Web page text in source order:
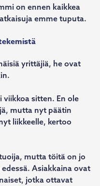
on ennen kaikkea
emme tuputa.
yrittäjiä, he ovat
viikkoa sitten. En ole
mutta nyt päätin
liikkeelle, kertoo
mutta töitä on jo
Asiakkaina ovat
jotka ottavat